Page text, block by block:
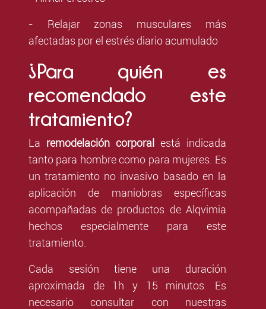
- Relajar zonas musculares más
afectadas por el estrés diario acumulado
¿Para quién es
recomendado este
tratamiento?
La remodelación corporal está indicada
tanto para hombre como para mujeres. Es
un tratamiento no invasivo basado en la
aplicación de maniobras específicas
acompañadas de productos de Alqvimia
hechos especialmente para este
tratamiento.
Cada sesión tiene una duración
aproximada de 1h y 15 minutos. Es
necesario consultar con nuestras